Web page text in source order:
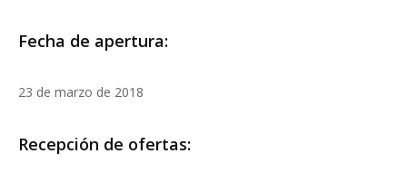
Fecha de apertura:
23 de marzo de 2018
Recepción de ofertas: